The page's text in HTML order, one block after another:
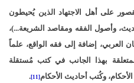
على أهل الاجتهاد الذين يُحيطون
وأصول الفقه ومقاصد الشريعة...)،
العربي، إضافة إلى فقه الواقع، علماً
بهذا الجانب في كتب مُستقلة
وكُتب أحاديث الأحكام [11]
.